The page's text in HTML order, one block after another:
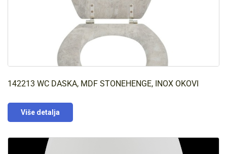
142213 WC DASKA, MDF STONEHENGE, INOX OKOVI
Više detalja